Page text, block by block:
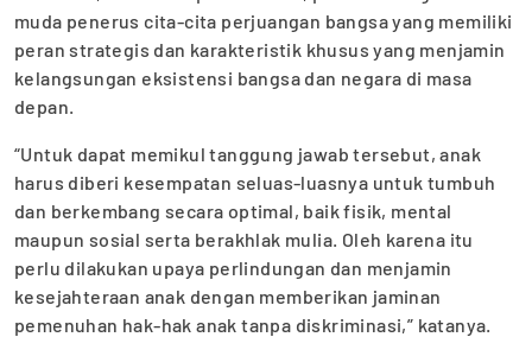
muda penerus cita-cita perjuangan bangsa yang memiliki
peran strategis dan karakteristik khusus yang menjamin
kelangsungan eksistensi bangsa dan negara di masa
depan.
“Untuk dapat memikul tanggung jawab tersebut, anak
harus diberi kesempatan seluas-luasnya untuk tumbuh
dan berkembang secara optimal, baik fisik, mental
maupun sosial serta berakhlak mulia. Oleh karena itu
perlu dilakukan upaya perlindungan dan menjamin
kesejahteraan anak dengan memberikan jaminan
pemenuhan hak-hak anak tanpa diskriminasi,” katanya.